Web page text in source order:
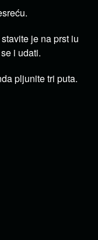
je na prst iu
i udati.
pljunite tri puta.